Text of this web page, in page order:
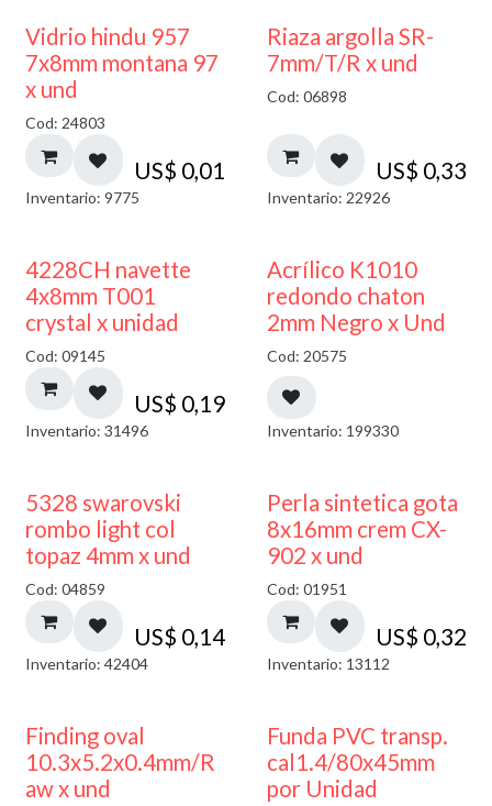
40% DESCUENTO
Vidrio hindu 957
7x8mm montana 97
x und
Cod: 24803
US$ 0,01
Inventario: 9775
Riaza argolla SR-
7mm/T/R x und
Cod: 06898
US$ 0,33
Inventario: 22926
4228CH navette
4x8mm T001
crystal x unidad
Cod: 09145
US$ 0,19
Inventario: 31496
50% DESCUENTO
Acrílico K1010
redondo chaton
2mm Negro x Und
Cod: 20575
Inventario: 199330
5328 swarovski
rombo light col
topaz 4mm x und
Cod: 04859
US$ 0,14
Inventario: 42404
Perla sintetica gota
8x16mm crem CX-
902 x und
Cod: 01951
US$ 0,32
Inventario: 13112
Finding oval
10.3x5.2x0.4mm/R
aw x und
Funda PVC transp.
cal1.4/80x45mm
por Unidad